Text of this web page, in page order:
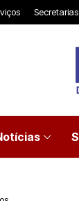
Secretarias